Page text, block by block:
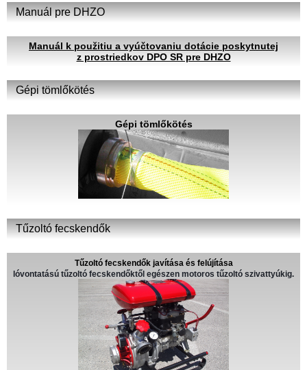
Manuál pre DHZO
Manuál k použitiu a vyúčtovaniu dotácie poskytnutej
z prostriedkov DPO SR pre DHZO
Gépi tömlőkötés
Gépi tömlőkötés
Tűzoltó fecskendők
Tűzoltó fecskendők javítása és felújítása
lóvontatású tűzoltó fecskendőktől egészen motoros tűzoltó szivattyúkig.